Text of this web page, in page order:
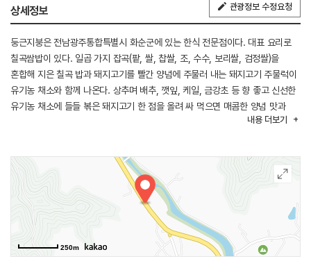
상세정보 관광정보 수정요청
둥근지붕은 전남광주통합특별시 화순군에 있는 한식 전문점이다. 대표 요리로
칠곡쌈밥이 있다. 일곱 가지 잡곡(팥, 쌀, 찹쌀, 조, 수수, 보리쌀, 검정쌀)을
혼합해 지은 칠곡 밥과 돼지고기를 빨간 양념에 주물러 내는 돼지고기 주물럭이
유기농 채소와 함께 나온다. 상추며 배추, 깻잎, 케일, 금강초 등 향 좋고 신선한
유기농 채소에 들들 볶은 돼지고기 한 점을 올려 싸 먹으면 매콤한 양념 맛과
그윽한 약초 향이 입안 가득해 돼지 특유의 느끼함이 없다. 여름엔 아삭거리는
내용 더보기
250m